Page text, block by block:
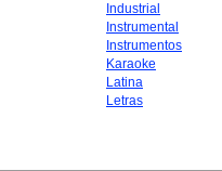
Industrial
Instrumental
Instrumentos
Karaoke
Latina
Letras